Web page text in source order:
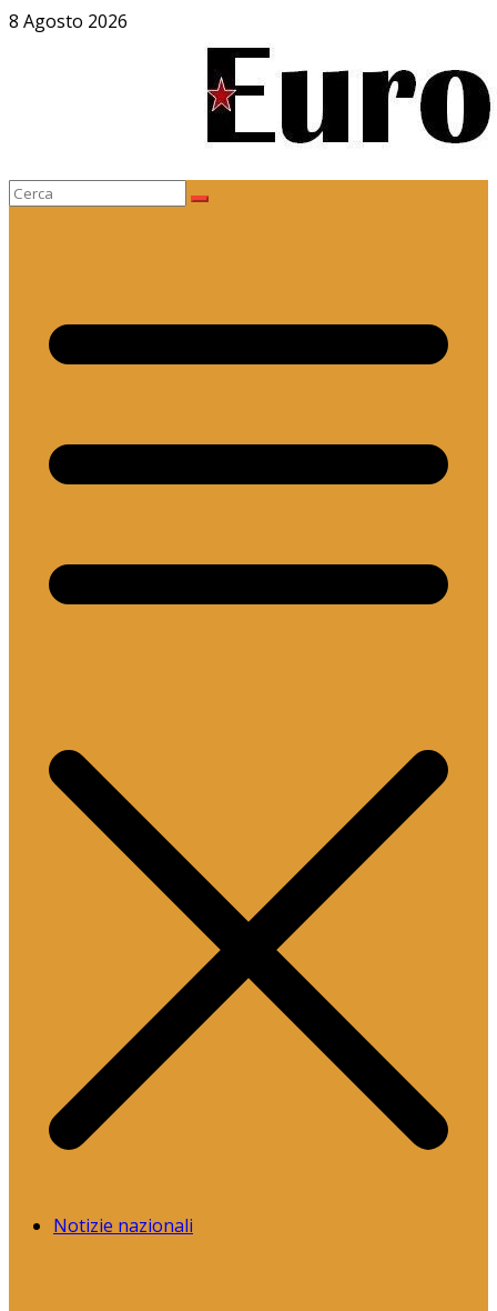
Salta
8 Agosto 2026
Notizie nazionali